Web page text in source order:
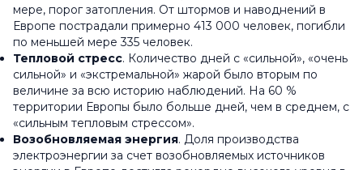
мере, порог затопления. От штормов и наводнений в
Европе пострадали примерно 413 000 человек, погибли
по меньшей мере 335 человек.
Тепловой стресс. Количество дней с «сильной», «очень
сильной» и «экстремальной» жарой было вторым по
величине за всю историю наблюдений. На 60 %
территории Европы было больше дней, чем в среднем, с
«сильным тепловым стрессом».
Возобновляемая энергия. Доля производства
электроэнергии за счет возобновляемых источников